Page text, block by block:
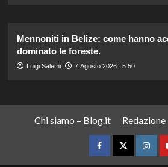
Mennoniti in Belize: come hanno
dominato le foreste.
Luigi Salemi 7 Agosto 2026 : 5:50
Chi siamo – Blog.it Redazione
FacebookTwitter